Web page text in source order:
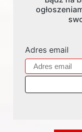
Adres email